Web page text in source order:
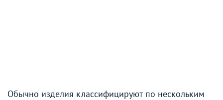
Обычно изделия классифицируют по нескольким